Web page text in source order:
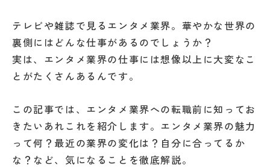
テレビや雑誌で見るエンタメ業界。華やかな世界の
裏側にはどんな仕事があるのでしょうか？
実は、エンタメ業界の仕事には想像以上に大変なこ
とがたくさんあるんです。
この記事では、エンタメ業界への転職前に知ってお
きたいあれこれを紹介します。エンタメ業界の魅力
って何？最近の業界の変化は？自分に合ってるか
な？など、気になることを徹底解説。